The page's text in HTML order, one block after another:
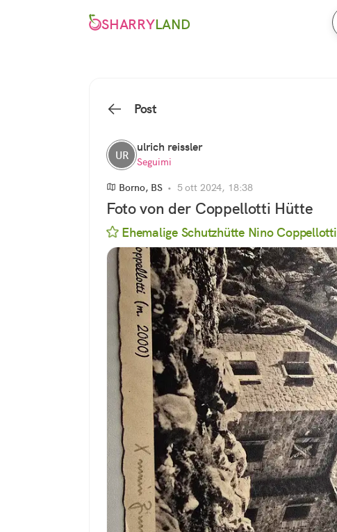
SHARRYLAND
Post
UR
ulrich reissler
Seguimi
Borno, BS• 5 ott 2024, 18:38
Foto von der Coppellotti Hütte
Ehemalige Schutzhütte Nino Coppellotti